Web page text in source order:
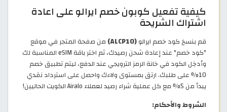
كيفية تفعيل كوبون خصم ايرالو على اعادة
اشتراك الشريحة
قم بنسخ كود خصم ايرالو(ALCP10)
من صفحة المتجر في موقع
"كود خصم" عند إعادة شحن رصيدك، ثم اختر باقة eSIM المناسبة لك
وأدخِل الكود في خانة الرمز الترويجي عند الدفع، ليتم تطبيق خصم
10% على طلبك. ارتق بمستوى ولاءك واحصل على استرداد نقدي
يبدأ من 5% مع كل عملية شراء رصيد لعملاء Airalo الكويت الحاليين!
الشروط والأحكام: